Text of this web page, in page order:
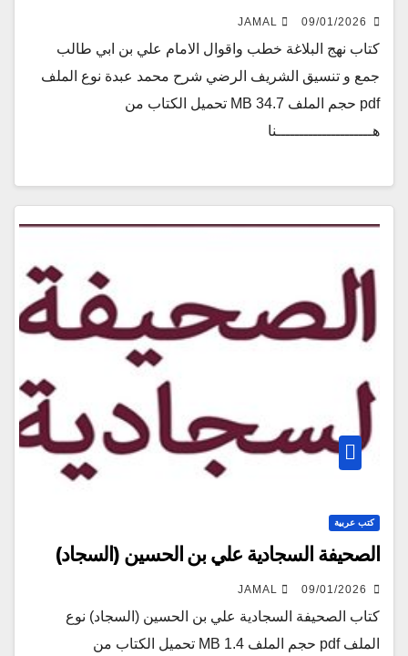
09/01/2026
JAMAL
كتاب نهج البلاغة خطب واقوال الامام علي بن ابي طالب
جمع و تنسيق الشريف الرضي شرح محمد عبدة نوع الملف
pdf حجم الملف 34.7 MB تحميل الكتاب من
هـــــــــــــــــــــنا
كتب عربية
الصحيفة السجادية علي بن الحسين (السجاد)
09/01/2026
JAMAL
كتاب الصحيفة السجادية علي بن الحسين (السجاد) نوع
الملف pdf حجم الملف 1.4 MB تحميل الكتاب من